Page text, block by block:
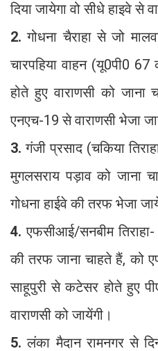
दिया जायेगा वो सीधे हाइवे से
2. गोधना चैराहा से जो
चारपहिया वाहन (यू0पी0
होते हुए वाराणसी को जाना
एनएच-19 से वाराणसी भेजा
3. गंजी प्रसाद (चकिया
मुगलसराय पड़ाव को जाना
गोधना हाईवे की तरफ भेजा
4.एफसीआई/सनबीम
की तरफ जाना चाहते हैं, को
साहूपुरी से कटेसर होते हुए
वाराणसी को जायेंगी।
5. लंका मैदान रामनगर से